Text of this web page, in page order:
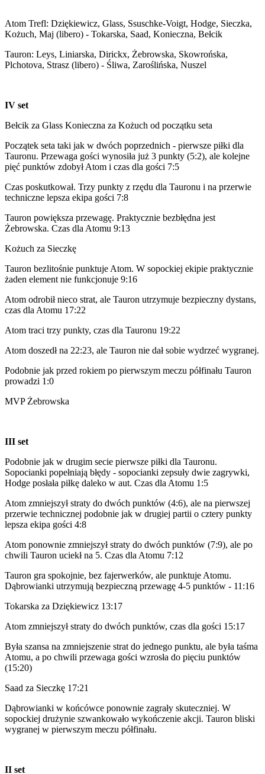
Atom Trefl: Dziękiewicz, Glass, Ssuschke-Voigt, Hodge, Sieczka,
Kożuch, Maj (libero) - Tokarska, Saad, Konieczna, Bełcik
Tauron: Leys, Liniarska, Dirickx, Żebrowska, Skowrońska,
Plchotova, Strasz (libero) - Śliwa, Zaroślińska, Nuszel
IV set
Bełcik za Glass Konieczna za Kożuch od początku seta
Początek seta taki jak w dwóch poprzednich - pierwsze piłki dla
Tauronu. Przewaga gości wynosiła już 3 punkty (5:2), ale kolejne
pięć punktów zdobył Atom i czas dla gości 7:5
Czas poskutkował. Trzy punkty z rzędu dla Tauronu i na przerwie
techniczne lepsza ekipa gości 7:8
Tauron powiększa przewagę. Praktycznie bezbłędna jest
Żebrowska. Czas dla Atomu 9:13
Kożuch za Sieczkę
Tauron bezlitośnie punktuje Atom. W sopockiej ekipie praktycznie
żaden element nie funkcjonuje 9:16
Atom odrobił nieco strat, ale Tauron utrzymuje bezpieczny dystans,
czas dla Atomu 17:22
Atom traci trzy punkty, czas dla Tauronu 19:22
Atom doszedł na 22:23, ale Tauron nie dał sobie wydrzeć wygranej.
Podobnie jak przed rokiem po pierwszym meczu półfinału Tauron
prowadzi 1:0
MVP Żebrowska
III set
Podobnie jak w drugim secie pierwsze piłki dla Tauronu.
Sopocianki popełniają błędy - sopocianki zepsuły dwie zagrywki,
Hodge posłała piłkę daleko w aut. Czas dla Atomu 1:5
Atom zmniejszył straty do dwóch punktów (4:6), ale na pierwszej
przerwie technicznej podobnie jak w drugiej partii o cztery punkty
lepsza ekipa gości 4:8
Atom ponownie zmniejszył straty do dwóch punktów (7:9), ale po
chwili Tauron uciekł na 5. Czas dla Atomu 7:12
Tauron gra spokojnie, bez fajerwerków, ale punktuje Atomu.
Dąbrowianki utrzymują bezpieczną przewagę 4-5 punktów - 11:16
Tokarska za Dziękiewicz 13:17
Atom zmniejszył straty do dwóch punktów, czas dla gości 15:17
Była szansa na zmniejszenie strat do jednego punktu, ale była taśma
Atomu, a po chwili przewaga gości wzrosła do pięciu punktów
(15:20)
Saad za Sieczkę 17:21
Dąbrowianki w końcówce ponownie zagrały skuteczniej. W
sopockiej drużynie szwankowało wykończenie akcji. Tauron bliski
wygranej w pierwszym meczu półfinału.
II set